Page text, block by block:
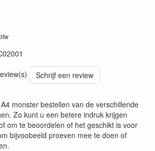
Schrijf een review
monster bestellen van de verschillende
Zo kunt u een betere indruk krijgen
om te beoordelen of het geschikt is voor
bijvoobeeld proeven mee te doen of